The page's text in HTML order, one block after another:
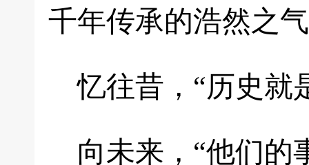
千年传承的浩然之
忆往昔，“历史就
向未来，“他们的